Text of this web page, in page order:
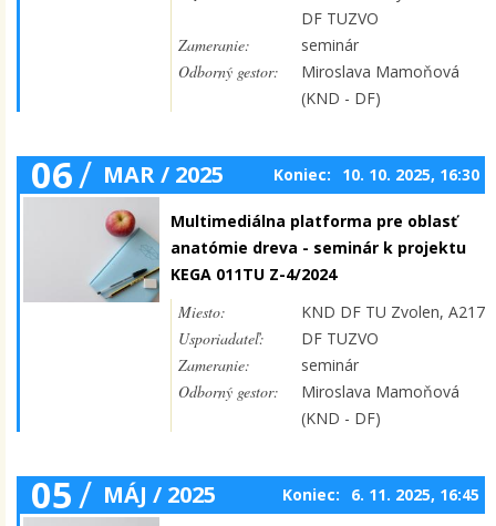
DF TUZVO
Zameranie:
seminár
Odborný gestor:
Miroslava Mamoňová
(KND - DF)
06/ MAR / 2025 Koniec: 10. 10. 2025, 16:30
Multimediálna platforma pre oblasť
anatómie dreva - seminár k projektu
KEGA 011TU Z-4/2024
Miesto:
KND DF TU Zvolen, A217
Usporiadateľ:
DF TUZVO
Zameranie:
seminár
Odborný gestor:
Miroslava Mamoňová
(KND - DF)
05/ MÁJ / 2025 Koniec: 6. 11. 2025, 16:45